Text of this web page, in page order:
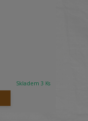
Skladem 3 Ks